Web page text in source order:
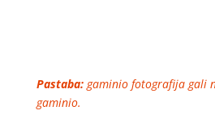
Pastaba:gaminio fotografija gali
gaminio.